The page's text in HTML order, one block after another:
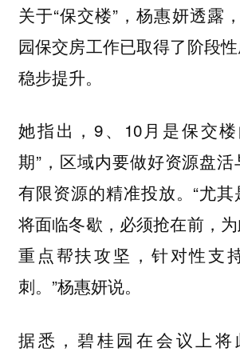
关于“保交楼”，杨惠妍透露
园保交房工作已取得了阶段
稳步提升。
她指出，9、10月是保交
期”，区域内要做好资源盘
有限资源的精准投放。“尤
将面临冬歇，必须抢在前，
重点帮扶攻坚，针对性支
刺。”杨惠妍说。
据悉，碧桂园在会议上将